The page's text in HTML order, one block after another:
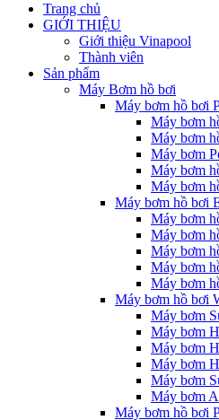
Trang chủ
GIỚI THIỆU
Giới thiệu Vinapool
Thành viên
Sản phẩm
Máy Bơm hồ bơi
Máy bơm hồ bơi
Máy bơm
Máy bơm
Máy bơm
Máy bơm
Máy bơm
Máy bơm hồ bơi
Máy bơm
Máy bơm
Máy bơm
Máy bơm
Máy bơm
Máy bơm hồ bơi
Máy bơm
Máy bơm
Máy bơm
Máy bơm
Máy bơm
Máy bơm
Máy bơm hồ bơi